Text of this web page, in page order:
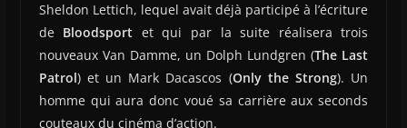
Sheldon Lettich, lequel avait déjà participé à l’écriture
de Bloodsport et qui par la suite réalisera trois
nouveaux Van Damme, un Dolph Lundgren (The Last
Patrol) et un Mark Dacascos (Only the Strong). Un
homme qui aura donc voué sa carrière aux seconds
couteaux du cinéma d’action.